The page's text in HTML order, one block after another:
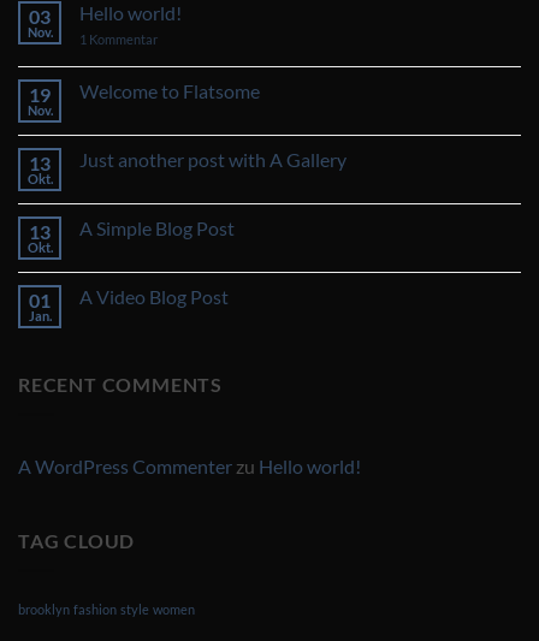
03
Nov.
Hello world!
1 Kommentarzu
world!
19
Nov.
Welcome to Flatsome
Kommentare
Welcome
13
Okt.
Just another post with A Gallery
Kommentare
Just
with
A
Gallery
13
Okt.
A Simple Blog Post
Kommentare
A
01
Jan.
A Video Blog Post
Video
RECENT COMMENTS
A WordPress Commenter zu Hello world!
TAG CLOUD
brooklyn fashion style women